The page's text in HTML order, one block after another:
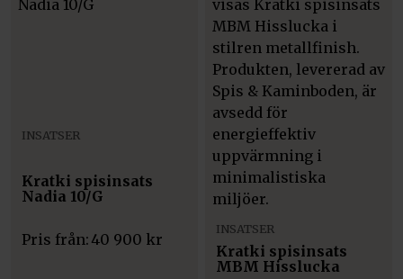
INSATSER
Kratki spisinsats
Nadia 10/G
Pris från: 40 900 kr
INSATSER
Kratki spisinsats
MBM Hisslucka